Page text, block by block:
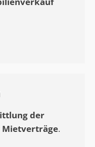
der
Mietverträge.